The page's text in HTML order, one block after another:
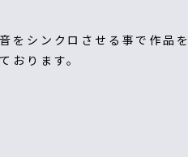
をシンクロさせる事で作品を
おります。